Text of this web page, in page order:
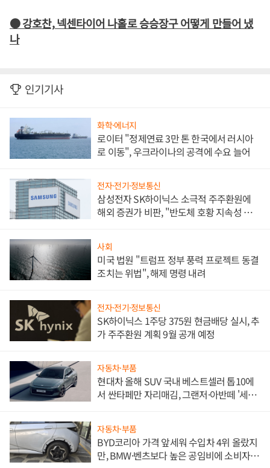
● 강호찬, 넥센타이어 나홀로 승승장구 어떻게 만들어 냈
나
인기기사
화학·에너지
로이터 "정제연료 3만 톤 한국에서 러시아
로 이동", 우크라이나의 공격에 수요 늘어
전자·전기·정보통신
삼성전자 SK하이닉스 소극적 주주환원에
해외 증권가 비판, "반도체 호황 지속성 의
사회
미국 법원 "트럼프 정부 풍력 프로젝트 동결
조치는 위법", 해제 명령 내려
전자·전기·정보통신
SK하이닉스 1주당 375원 현금배당 실시, 추
가 주주환원 계획 9월 공개 예정
자동차·부품
현대차 올해 SUV 국내 베스트셀러 톱10에
서 싼타페만 자리매김, 그랜저·아반떼 '세단
자동차·부품
BYD코리아 가격 앞세워 수입차 4위 올랐지
만, BMW·벤츠보다 높은 공임비에 소비자